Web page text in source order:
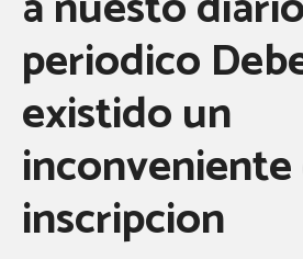
periodico
existido un
inscripcion